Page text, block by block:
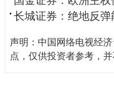
长城证券：绝地反弹
声明：中国网络电视经
点，仅供投资者参考，